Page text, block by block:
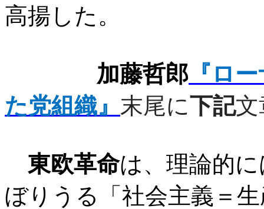
高揚した。
加藤哲郎 『ロ
た党組織』 末尾に下記文
東欧革命は、理論的
ぼりうる「社会主義＝